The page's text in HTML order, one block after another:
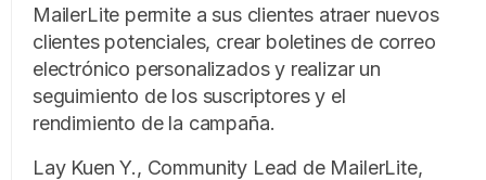
MailerLite permite a sus clientes atraer nuevos
clientes potenciales, crear boletines de correo
electrónico personalizados y realizar un
seguimiento de los suscriptores y el
rendimiento de la campaña.
Lay Kuen Y., Community Lead de MailerLite,